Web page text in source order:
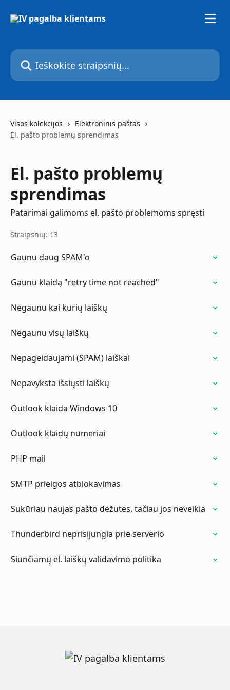
Ieškokite straipsnių...
Visos kolekcijos
Elektroninis paštas
El. pašto problemų sprendimas
El. pašto problemų
sprendimas
Patarimai galimoms el. pašto problemoms spręsti
Straipsnių: 13
Gaunu daug SPAM'o
Gaunu klaidą "retry time not reached"
Negaunu kai kurių laiškų
Negaunu visų laiškų
Nepageidaujami (SPAM) laiškai
Nepavyksta išsiųsti laiškų
Outlook klaida Windows 10
Outlook klaidų numeriai
PHP mail
SMTP prieigos atblokavimas
Sukūriau naujas pašto dėžutes, tačiau jos neveikia
Thunderbird neprisijungia prie serverio
Siunčiamų el. laiškų validavimo politika